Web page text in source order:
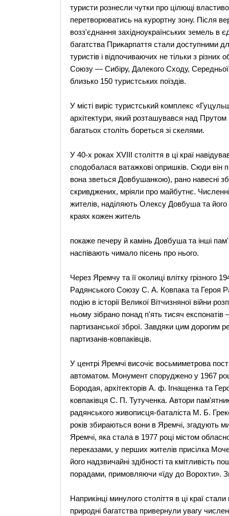
туристи рознесли чутки про цілющі
перетворюватись на курортну зону. Після
возз'єднання західноукраїнських земель в
багатства Прикарпаття стали доступними
туристів і відпочиваючих не тільки з різних
Союзу — Сибіру, Далекого Сходу,
близько 150 туристських поїздів.
У місті виріс туристський комплекс
архітектури, який розташувався над Прутом
багатьох століть бореться зі скелями.
У 40-х роках XVIII століття в ці краї
сподобалася ватажкові опришків. Сюди він
вона зветься Довбушанкою), рано навесні
скривджених, мріяли про майбутнє.
жителів, наділяють Олексу Довбуша та
краях кожен житель
покаже печеру й камінь Довбуша та інші
наспівають чимало пісень про нього.
Через Яремчу та її околиці влітку грізного
Радянського Союзу С. А. Ковпака та Героя
подію в історії Великої Вітчизняної війни
ньому зібрано понад п'ять тисяч
партизанської зброї. Завдяки цим дорогим
партизанів-ковпаківців.
У центрі Яремчі височіє восьмиметрова
автоматом. Монумент споруджено у 1967
Бородая, архітекторів А. ф. Ігнащенка та
ковпаківця С. П. Тутученка. Автори
радянського живописця-баталіста М. Б.
років збираються вони в Яремчі, згадують
Яремчі, яка стала в 1977 році містом
переказами, у перших жителів присілка
його надзвичайні здібності та кмітливість
порадами, примовляючи «їду до Ворохти».
Наприкінці минулого століття в ці краї
природні багатства привернули увагу